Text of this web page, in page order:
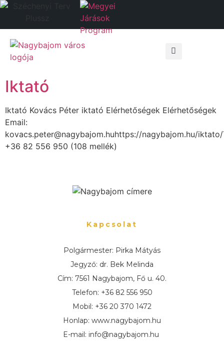
Iktató
Iktató Kovács Péter iktató Elérhetőségek Elérhetőségek
Email:
kovacs.peter@nagybajom.huhttps://nagybajom.hu/
+36 82 556 950 (108 mellék)
Kapcsolat
Polgármester: Pirka Mátyás
Jegyző: dr. Bek Melinda
Cím: 7561 Nagybajom, Fő u. 40.
Telefon: +36 82 556 950
Mobil: +36 20 370 1472
Honlap: www.nagybajom.hu
E-mail: info@nagybajom.hu